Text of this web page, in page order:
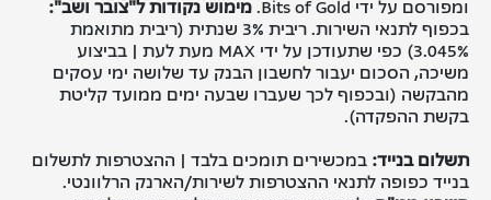
ומפורסם על ידי Bits of Gold.
מימוש נקודות ל"צובר ושב":
בכפוף לתנאי השירות. ריבית 3% שנתית (ריבית מתואמת
3.045%) כפי שתעודכן על ידי
MAX מעת לעת | בביצוע
משיכה, הסכום יעבור לחשבון הבנק עד שלושה ימי עסקים
מהבקשה (ובכפוף לכך שעברו שבעה ימים ממועד קליטת
בקשת ההפקדה).
תשלום בנייד: במכשירים תומכים בלבד | ההצטרפות לתשלום
בנייד כפופה לתנאי ההצטרפות לשירות/הארנק הרלוונטי.